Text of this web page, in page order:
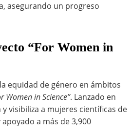
asegurando un progreso
“For Women in
equidad de género en ámbitos
Women in Science”. Lanzado en
visibiliza a mujeres científicas de
a más de 3,900